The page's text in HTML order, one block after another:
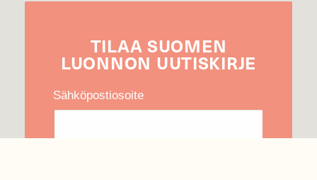
TILAA SUOMEN
LUONNON UUTIS­KIRJE
Sähköpostiosoite